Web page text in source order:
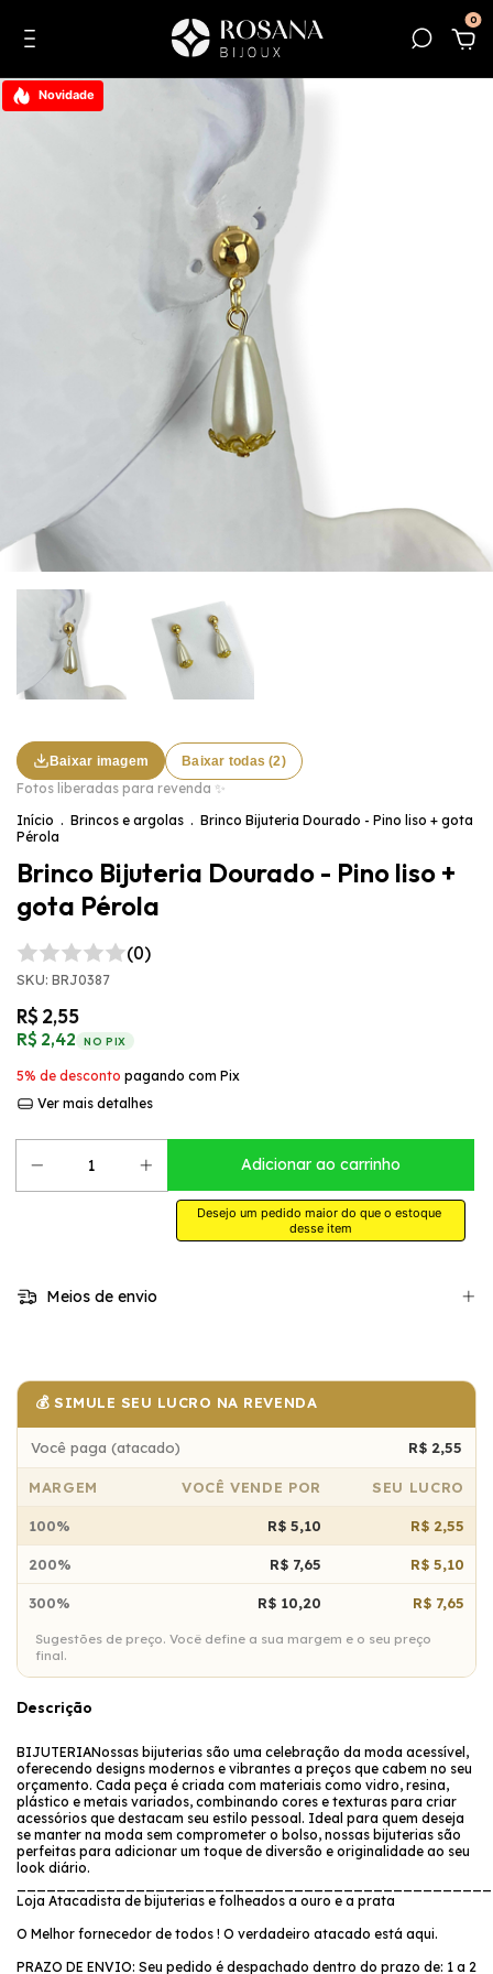
0
Novidade
Baixar imagem Baixar todas (2)
Fotos liberadas para revenda ✨
Início . Brincos e argolas . Brinco Bijuteria Dourado - Pino liso + gota
Pérola
Brinco Bijuteria Dourado - Pino liso +
gota Pérola
(0)
SKU: BRJ0387
R$ 2,55
R$ 2,42 NO PIX
5% de desconto pagando com Pix
Ver mais detalhes
Desejo um pedido maior do que o estoque
desse item
Meios de envio
💰 SIMULE SEU LUCRO NA REVENDA
Você paga (atacado) R$ 2,55
MARGEM VOCÊ VENDE POR SEU LUCRO
100% R$ 5,10 R$ 2,55
200% R$ 7,65 R$ 5,10
300% R$ 10,20 R$ 7,65
Sugestões de preço. Você define a sua margem e o seu preço
final.
Descrição
BIJUTERIANossas bijuterias são uma celebração da moda acessível,
oferecendo designs modernos e vibrantes a preços que cabem no seu
orçamento. Cada peça é criada com materiais como vidro, resina,
plástico e metais variados, combinando cores e texturas para criar
acessórios que destacam seu estilo pessoal. Ideal para quem deseja
se manter na moda sem comprometer o bolso, nossas bijuterias são
perfeitas para adicionar um toque de diversão e originalidade ao seu
look diário.
Loja Atacadista de bijuterias e folheados a ouro e a prata
O Melhor fornecedor de todos ! O verdadeiro atacado está aqui.
PRAZO DE ENVIO: Seu pedido é despachado dentro do prazo de: 1 a 2